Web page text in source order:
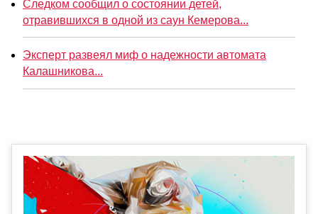
Следком сообщил о состоянии детей,
отравившихся в одной из саун Кемерова...
Эксперт развеял миф о надежности автомата
Калашникова...